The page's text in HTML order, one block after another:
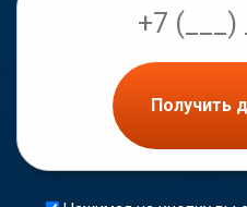
Получить